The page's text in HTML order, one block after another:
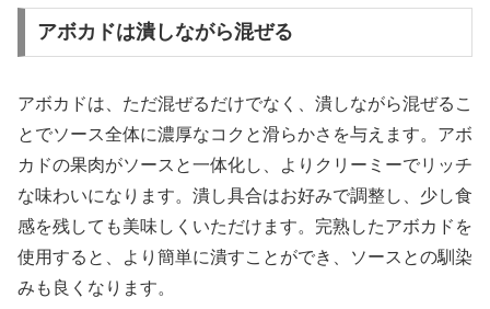
アボカドは潰しながら混ぜる
アボカドは、ただ混ぜるだけでなく、潰しながら混ぜるこ
とでソース全体に濃厚なコクと滑らかさを与えます。アボ
カドの果肉がソースと一体化し、よりクリーミーでリッチ
な味わいになります。潰し具合はお好みで調整し、少し食
感を残しても美味しくいただけます。完熟したアボカドを
使用すると、より簡単に潰すことができ、ソースとの馴染
みも良くなります。